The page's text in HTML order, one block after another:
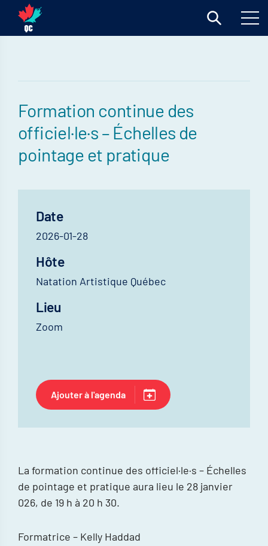
Formation continue des
officiel·le·s – Échelles de
pointage et pratique
La formation continue des officiel·le·s – Échelles
de pointage et pratique aura lieu le 28 janvier
026, de 19 h à 20 h 30.
Formatrice – Kelly Haddad
Date
2026-01-28
Hôte
Natation Artistique Québec
Lieu
Zoom
Ajouter à l'agenda